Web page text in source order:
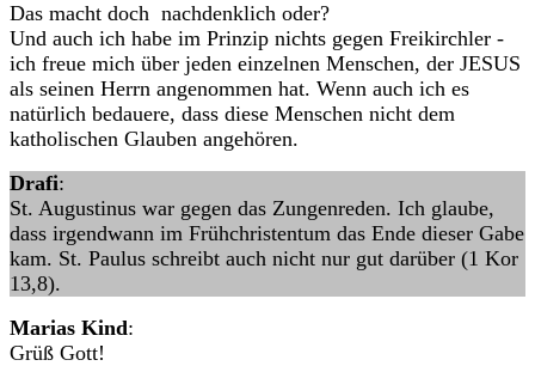
Das macht doch nachdenklich oder?
Und auch ich habe im Prinzip nichts gegen Freikirchler -
ich freue mich über jeden einzelnen Menschen, der JESUS
als seinen Herrn angenommen hat. Wenn auch ich es
natürlich bedauere, dass diese Menschen nicht dem
katholischen Glauben angehören.
Drafi:
St. Augustinus war gegen das Zungenreden. Ich glaube,
dass irgendwann im Frühchristentum das Ende dieser Gabe
kam. St. Paulus schreibt auch nicht nur gut darüber (1 Kor
13,8).
Marias Kind:
Grüß Gott!